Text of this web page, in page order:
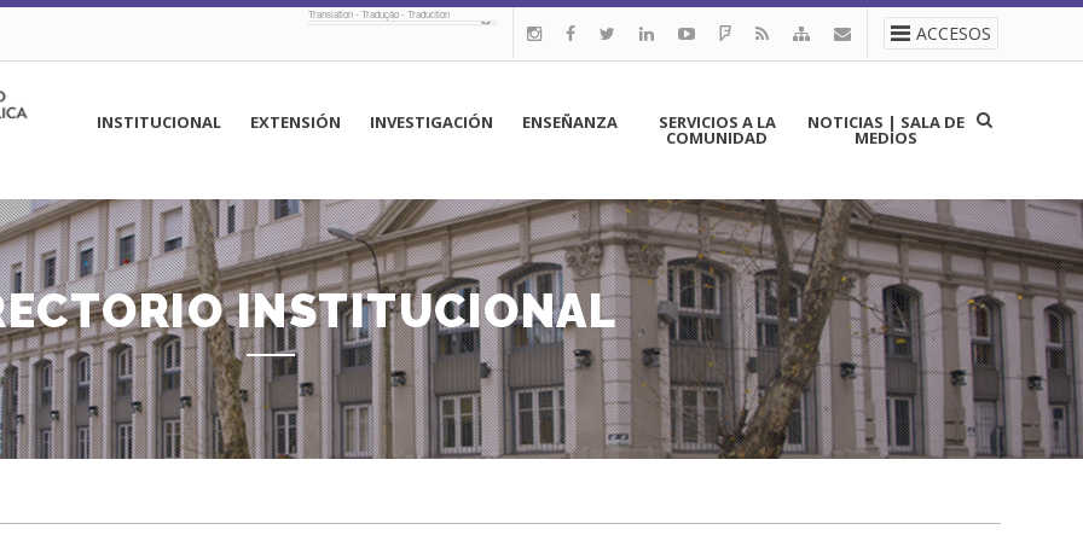
ACCESOS
Translation - Tradução - Traduction
principal
INSTITUCIONAL EXTENSIÓN INVESTIGACIÓN ENSEÑANZA SERVICIOS A LA
COMUNIDAD
NOTICIAS | SALA DE
MEDIOS
INSTITUCIONAL